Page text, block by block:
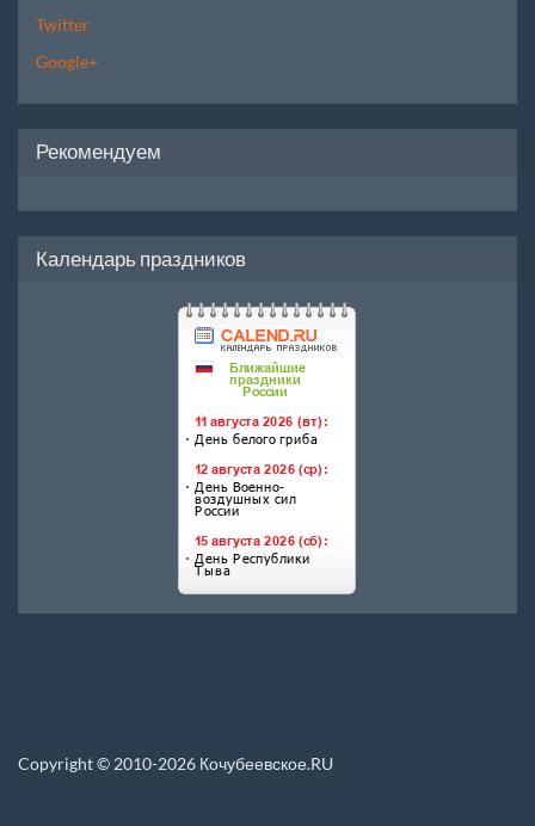
Twitter
Google+
Рекомендуем
Календарь праздников
Copyright © 2010-2026 Кочубеевское.RU